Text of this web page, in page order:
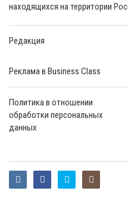
находящихся на территории
Редакция
Реклама в Business Class
Политика в отношении
обработки персональных
данных